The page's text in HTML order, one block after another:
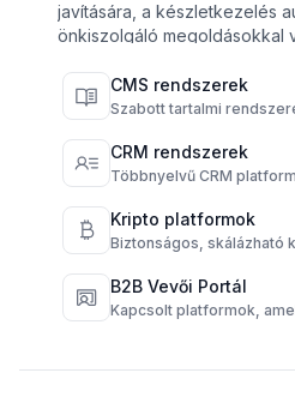
javítására, a készletkezelés
önkiszolgáló megoldásokkal
CMS rendszerek
Szabott tartalmi
CRM rendszerek
Többnyelvű CRM
automatizálására.
Kripto platformok
Biztonságos, skálázható
B2B Vevői Portál
Kapcsolt platformok,